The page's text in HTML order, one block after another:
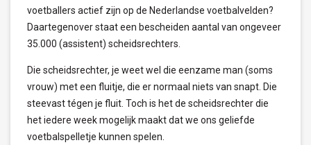
voetballers actief zijn op de Nederlandse voetbalvelden?
Daartegenover staat een bescheiden aantal van ongeveer
35.000 (assistent) scheidsrechters.
Die scheidsrechter, je weet wel die eenzame man (soms
vrouw) met een fluitje, die er normaal niets van snapt. Die
steevast tégen je fluit. Toch is het de scheidsrechter die
het iedere week mogelijk maakt dat we ons geliefde
voetbalspelletje kunnen spelen.